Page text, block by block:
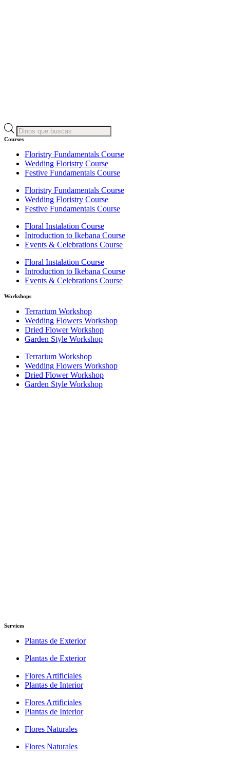
Products
search
Courses
Floristry Fundamentals Course
Wedding Floristry Course
Festive Fundamentals Course
Floristry Fundamentals Course
Wedding Floristry Course
Festive Fundamentals Course
Floral Instalation Course
Introduction to Ikebana Course
Events & Celebrations Course
Floral Instalation Course
Introduction to Ikebana Course
Events & Celebrations Course
Workshops
Terrarium Workshop
Wedding Flowers Workshop
Dried Flower Workshop
Garden Style Workshop
Terrarium Workshop
Wedding Flowers Workshop
Dried Flower Workshop
Garden Style Workshop
Services
Plantas de Exterior
Plantas de Exterior
Flores Artificiales
Plantas de Interior
Flores Artificiales
Plantas de Interior
Flores Naturales
Flores Naturales